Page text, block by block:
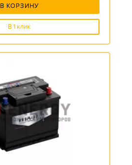
В КОРЗИНУ
В 1 клик